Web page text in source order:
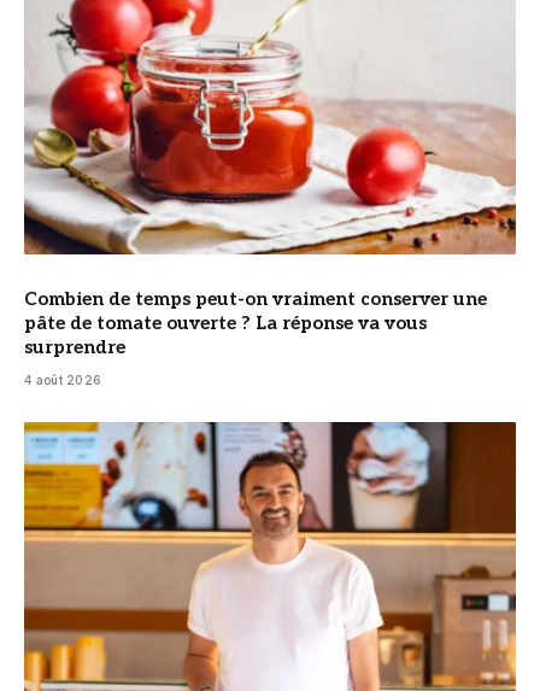
Combien de temps peut-on vraiment conserver une
pâte de tomate ouverte ? La réponse va vous
surprendre
4 août 2026
© Cyril Lignac